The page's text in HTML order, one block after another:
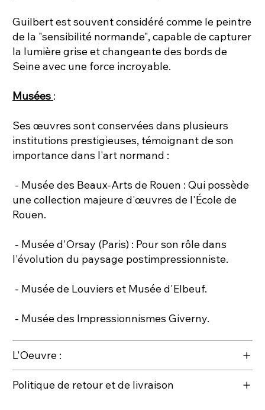
Guilbert est souvent considéré comme le peintre
de la "sensibilité normande", capable de capturer
la lumière grise et changeante des bords de
Seine avec une force incroyable.
Musées :
Ses œuvres sont conservées dans plusieurs
institutions prestigieuses, témoignant de son
importance dans l'art normand :
- Musée des Beaux-Arts de Rouen : Qui possède
une collection majeure d'œuvres de l'École de
Rouen.
- Musée d'Orsay (Paris) : Pour son rôle dans
l'évolution du paysage postimpressionniste.
- Musée de Louviers et Musée d'Elbeuf.
- Musée des Impressionnismes Giverny.
L'Oeuvre :
Politique de retour et de livraison